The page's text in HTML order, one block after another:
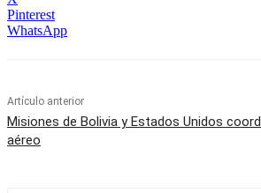
Pinterest
WhatsApp
Artículo anterior
Misiones de Bolivia y Estados Unidos
aéreo